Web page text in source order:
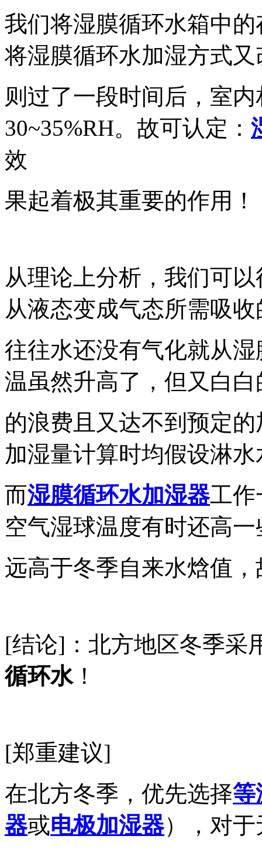
我们将湿膜循环水箱中
将湿膜循环水加湿方式
则过了一段时间后，室
30~35%RH。故可认定：
效
果起着极其重要的作用！
从理论上分析，我们可
从液态变成气态所需吸
往往水还没有气化就从
温虽然升高了，但又白
的浪费且又达不到预定
加湿量计算时均假设淋
而湿膜循环水加湿器工作
空气湿球温度有时还高
远高于冬季自来水焓值
[结论]：北方地区冬季采
循环水！
[郑重建议]
在北方冬季，优先选择等
器或电极加湿器），对